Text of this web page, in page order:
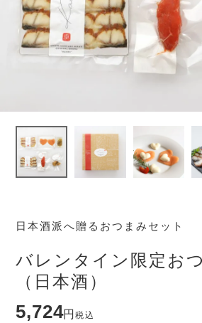
日本酒派へ贈るおつまみセット
バレンタイン限定お
（日本酒）
5,724 税込